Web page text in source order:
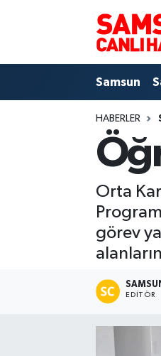
Samsun
HABERLER
Orta
görev
EDITÖR
Samsunspor
Samsun Nöbetçi
Samsun Hava Durumu
Samsun Trafik
Süper Lig Puan
Tüm Manşetler
Haber Arşivi